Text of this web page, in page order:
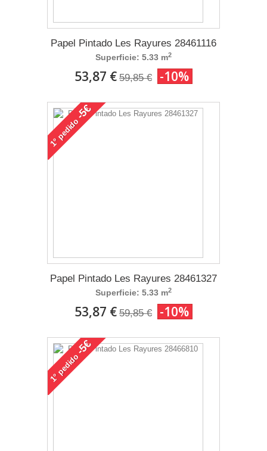
Papel Pintado Les Rayures 28461116
Superficie: 5.33 m2
53,87 € 59,85 € -10%
1°
pedido
-5€
Papel Pintado Les Rayures 28461327
Superficie: 5.33 m2
53,87 € 59,85 € -10%
1°
pedido
-5€